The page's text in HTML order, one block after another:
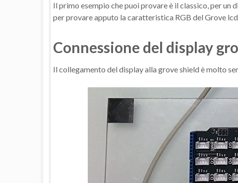
Il primo esempio che puoi provare è il classico, per
per provare apputo la caratteristica RGB del Grove
Connessione del display
Il collegamento del display alla grove shield è molto